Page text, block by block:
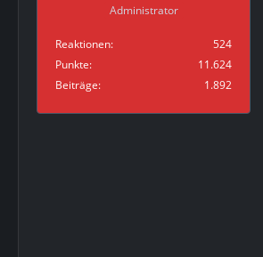
Administrator
Reaktionen
524
Punkte
11.624
Beiträge
1.892